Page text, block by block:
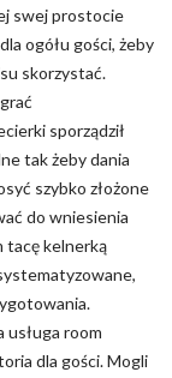
swej prostocie
ogółu gości, żeby
skorzystać.
sporządził
tak żeby dania
szybko złożone
do wniesienia
tacę kelnerką
usługa room
dla gości. Mogli